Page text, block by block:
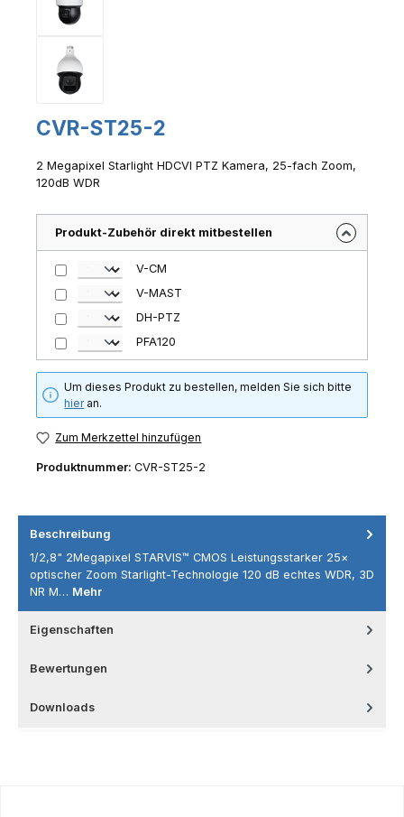
CVR-ST25-2
2 Megapixel Starlight HDCVI PTZ Kamera, 25-fach Zoom,
120dB WDR
Produkt-Zubehör direkt mitbestellen
V-CM
V-MAST
DH-PTZ
PFA120
Um dieses Produkt zu bestellen, melden Sie sich bitte
hieran.
Zum Merkzettel hinzufügen
Produktnummer: CVR-ST25-2
Beschreibung
1/2,8" 2Megapixel STARVIS™ CMOS Leistungsstarker 25×
optischer Zoom Starlight-Technologie 120 dB echtes WDR, 3D
NR M… Mehr
Eigenschaften
Bewertungen
Downloads